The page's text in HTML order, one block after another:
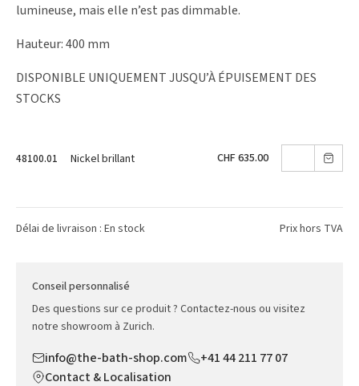
lumineuse, mais elle n’est pas dimmable.
Hauteur: 400 mm
DISPONIBLE UNIQUEMENT JUSQU’À ÉPUISEMENT DES
STOCKS
48100.01 Nickel brillant CHF 635.00
Délai de livraison : En stock Prix hors TVA
Conseil personnalisé
Des questions sur ce produit ? Contactez-nous ou visitez
notre showroom à Zurich.
info@the-bath-shop.com
+41 44 211 77 07
Contact & Localisation